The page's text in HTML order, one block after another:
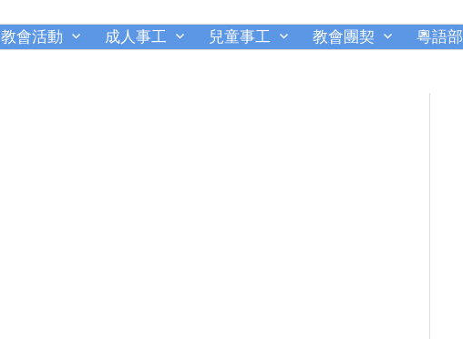
教會活動 成人事工 兒童事工 教會團契 粵語部